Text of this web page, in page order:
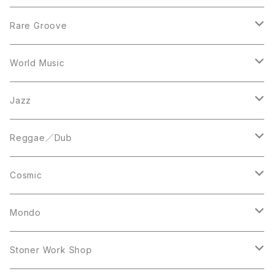
12inch
7inch
12inch
LP
Acetate Press
10inch
Rare Groove
12inch
LP
World Music
12inch
LP
Jazz
LP
12inch
Reggae／Dub
LP
12inch
Cosmic
12inch
LP
Mondo
LP
Stoner Work Shop